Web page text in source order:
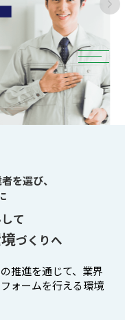
を選び、
して
づくりへ
推進を通じて、 業界
ォームを行える環境